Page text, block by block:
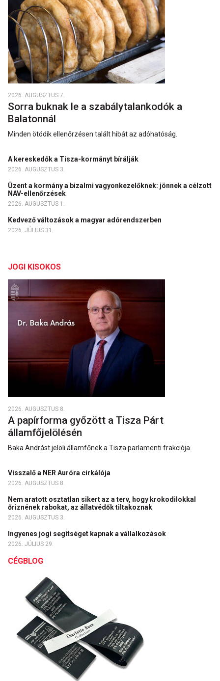
2026. AUGUSZTUS 7.
Sorra buknak le a szabálytalankodók a
Balatonnál
Minden ötödik ellenőrzésen talált hibát az adóhatóság.
A kereskedők a Tisza-kormányt bírálják
2026. AUGUSZTUS 3.
Üzent a kormány a bizalmi vagyonkezelőknek: jönnek a célzott
NAV-ellenőrzések
2026. AUGUSZTUS 1.
Kedvező változások a magyar adórendszerben
2026. JÚLIUS 31.
JOGI KISOKOS
2026. AUGUSZTUS 8.
A papírforma győzött a Tisza Párt
államfőjelölésén
Baka Andrást jelöli államfőnek a Tisza parlamenti frakciója.
Visszalő a NER Auróra cirkálója
2026. AUGUSZTUS 8.
Nem aratott osztatlan sikert az a terv, hogy krokodilokkal
őriznének rabokat, az állatvédők tiltakoznak
2026. AUGUSZTUS 3.
Ingyenes jogi segítséget kapnak a vállalkozások
2026. JÚLIUS 29.
CÉGBLOG